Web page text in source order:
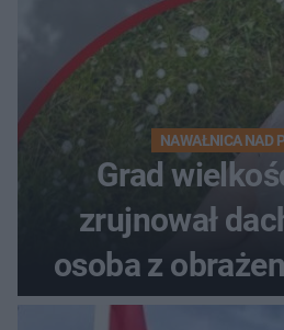
NAWAŁNICA NAD
Grad
zrujnował
osoba z
do